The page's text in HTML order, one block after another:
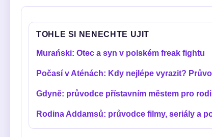
TOHLE SI NENECHTE UJIT
Murański: Otec a syn v polském freak fightu
Počasí v Aténách: Kdy nejlépe vyrazit?
Gdyně: průvodce přístavním městem pro
Rodina Addamsů: průvodce filmy, seriály a